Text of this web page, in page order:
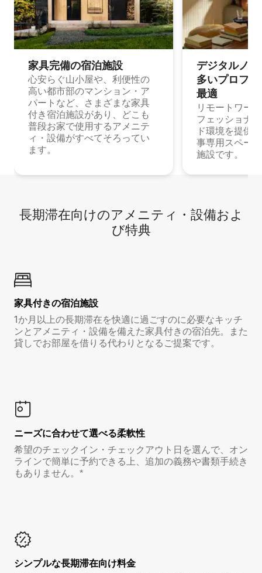
家具完備の宿⁠泊⁠施⁠設
心安らぐ山小屋や、利便性の
高い都市部のマンション・ア
パートなど、さまざまな家具
付き宿泊施設があり、どこも
普段お家で使用するアメニテ
ィ・設備がすべてそろってい
ます。
デジタルノ
多⁠いプ⁠ロ⁠フ⁠
最⁠適
リモートワー
フェッショナ
ド環境を提供
事専用スペー
施設です。
長期滞在向け⁠のア⁠メ⁠ニ⁠テ⁠ィ⁠・設⁠備⁠およ
び特⁠典
家具付き⁠の宿⁠泊⁠施⁠設
1か月以上の長期滞在を快適に過ごすのに必要なキッチ
ンとアメニティ・設備を備えた家具付きの宿泊先。また
貸しでお部屋を借りる代わりとなるご提案です。
ニーズに合わせて選べる柔軟性
希望のチェックイン・チェックアウト日を選んで、オン
ラインで簡単に予約できる上、追加の義務や書類手続き
もありません。*
シンプルな長期滞在向け料金